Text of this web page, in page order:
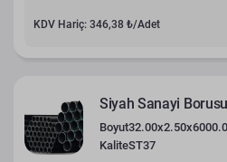
KDV Hariç: 346,38 ₺/Adet
Siyah Sanayi
Boyut
KaliteST37